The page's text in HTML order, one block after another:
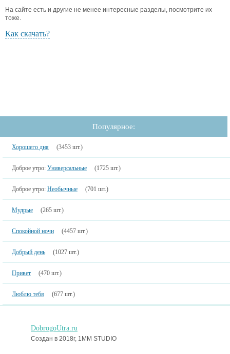
На сайте есть и другие не менее интересные разделы, посмотрите их
тоже.
Как скачать?
Популярное:
Хорошего дня (3453 шт.)
Доброе утро: Универсальные (1725 шт.)
Доброе утро: Необычные (701 шт.)
Мудрые (265 шт.)
Спокойной ночи (4457 шт.)
Добрый день (1027 шт.)
Привет (470 шт.)
Люблю тебя (677 шт.)
DobrogoUtra.ru
Создан в 2018г, 1MM STUDIO